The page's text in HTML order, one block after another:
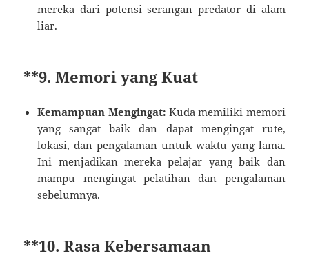
mereka dari potensi serangan predator di alam
liar.
**9.Memori yang Kuat
Kemampuan Mengingat: Kuda memiliki memori
yang sangat baik dan dapat mengingat rute,
lokasi, dan pengalaman untuk waktu yang lama.
Ini menjadikan mereka pelajar yang baik dan
mampu mengingat pelatihan dan pengalaman
sebelumnya.
**10.Rasa Kebersamaan